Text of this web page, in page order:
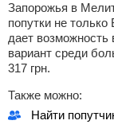
Запорожья в
попутки не только
дает
вариант среди
317 грн.
Также можно:
Найти